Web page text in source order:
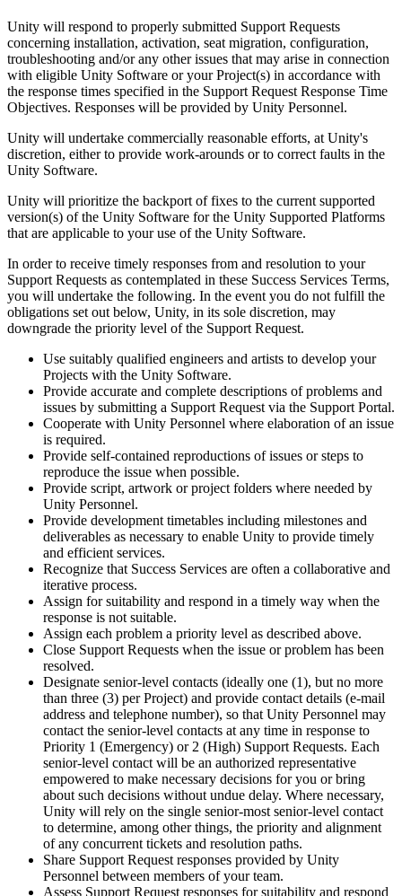
Unity will respond to properly submitted Support Requests
concerning installation, activation, seat migration, configuration,
troubleshooting and/or any other issues that may arise in connection
with eligible Unity Software or your Project(s) in accordance with
the response times specified in the Support Request Response Time
Objectives. Responses will be provided by Unity Personnel.
Unity will undertake commercially reasonable efforts, at Unity's
discretion, either to provide work-arounds or to correct faults in the
Unity Software.
Unity will prioritize the backport of fixes to the current supported
version(s) of the Unity Software for the Unity Supported Platforms
that are applicable to your use of the Unity Software.
In order to receive timely responses from and resolution to your
Support Requests as contemplated in these Success Services Terms,
you will undertake the following. In the event you do not fulfill the
obligations set out below, Unity, in its sole discretion, may
downgrade the priority level of the Support Request.
Use suitably qualified engineers and artists to develop your
Projects with the Unity Software.
Provide accurate and complete descriptions of problems and
issues by submitting a Support Request via the Support Portal.
Cooperate with Unity Personnel where elaboration of an issue
is required.
Provide self-contained reproductions of issues or steps to
reproduce the issue when possible.
Provide script, artwork or project folders where needed by
Unity Personnel.
Provide development timetables including milestones and
deliverables as necessary to enable Unity to provide timely
and efficient services.
Recognize that Success Services are often a collaborative and
iterative process.
Assign for suitability and respond in a timely way when the
response is not suitable.
Assign each problem a priority level as described above.
Close Support Requests when the issue or problem has been
resolved.
Designate senior-level contacts (ideally one (1), but no more
than three (3) per Project) and provide contact details (e-mail
address and telephone number), so that Unity Personnel may
contact the senior-level contacts at any time in response to
Priority 1 (Emergency) or 2 (High) Support Requests. Each
senior-level contact will be an authorized representative
empowered to make necessary decisions for you or bring
about such decisions without undue delay. Where necessary,
Unity will rely on the single senior-most senior-level contact
to determine, among other things, the priority and alignment
of any concurrent tickets and resolution paths.
Share Support Request responses provided by Unity
Personnel between members of your team.
Assess Support Request responses for suitability and respond